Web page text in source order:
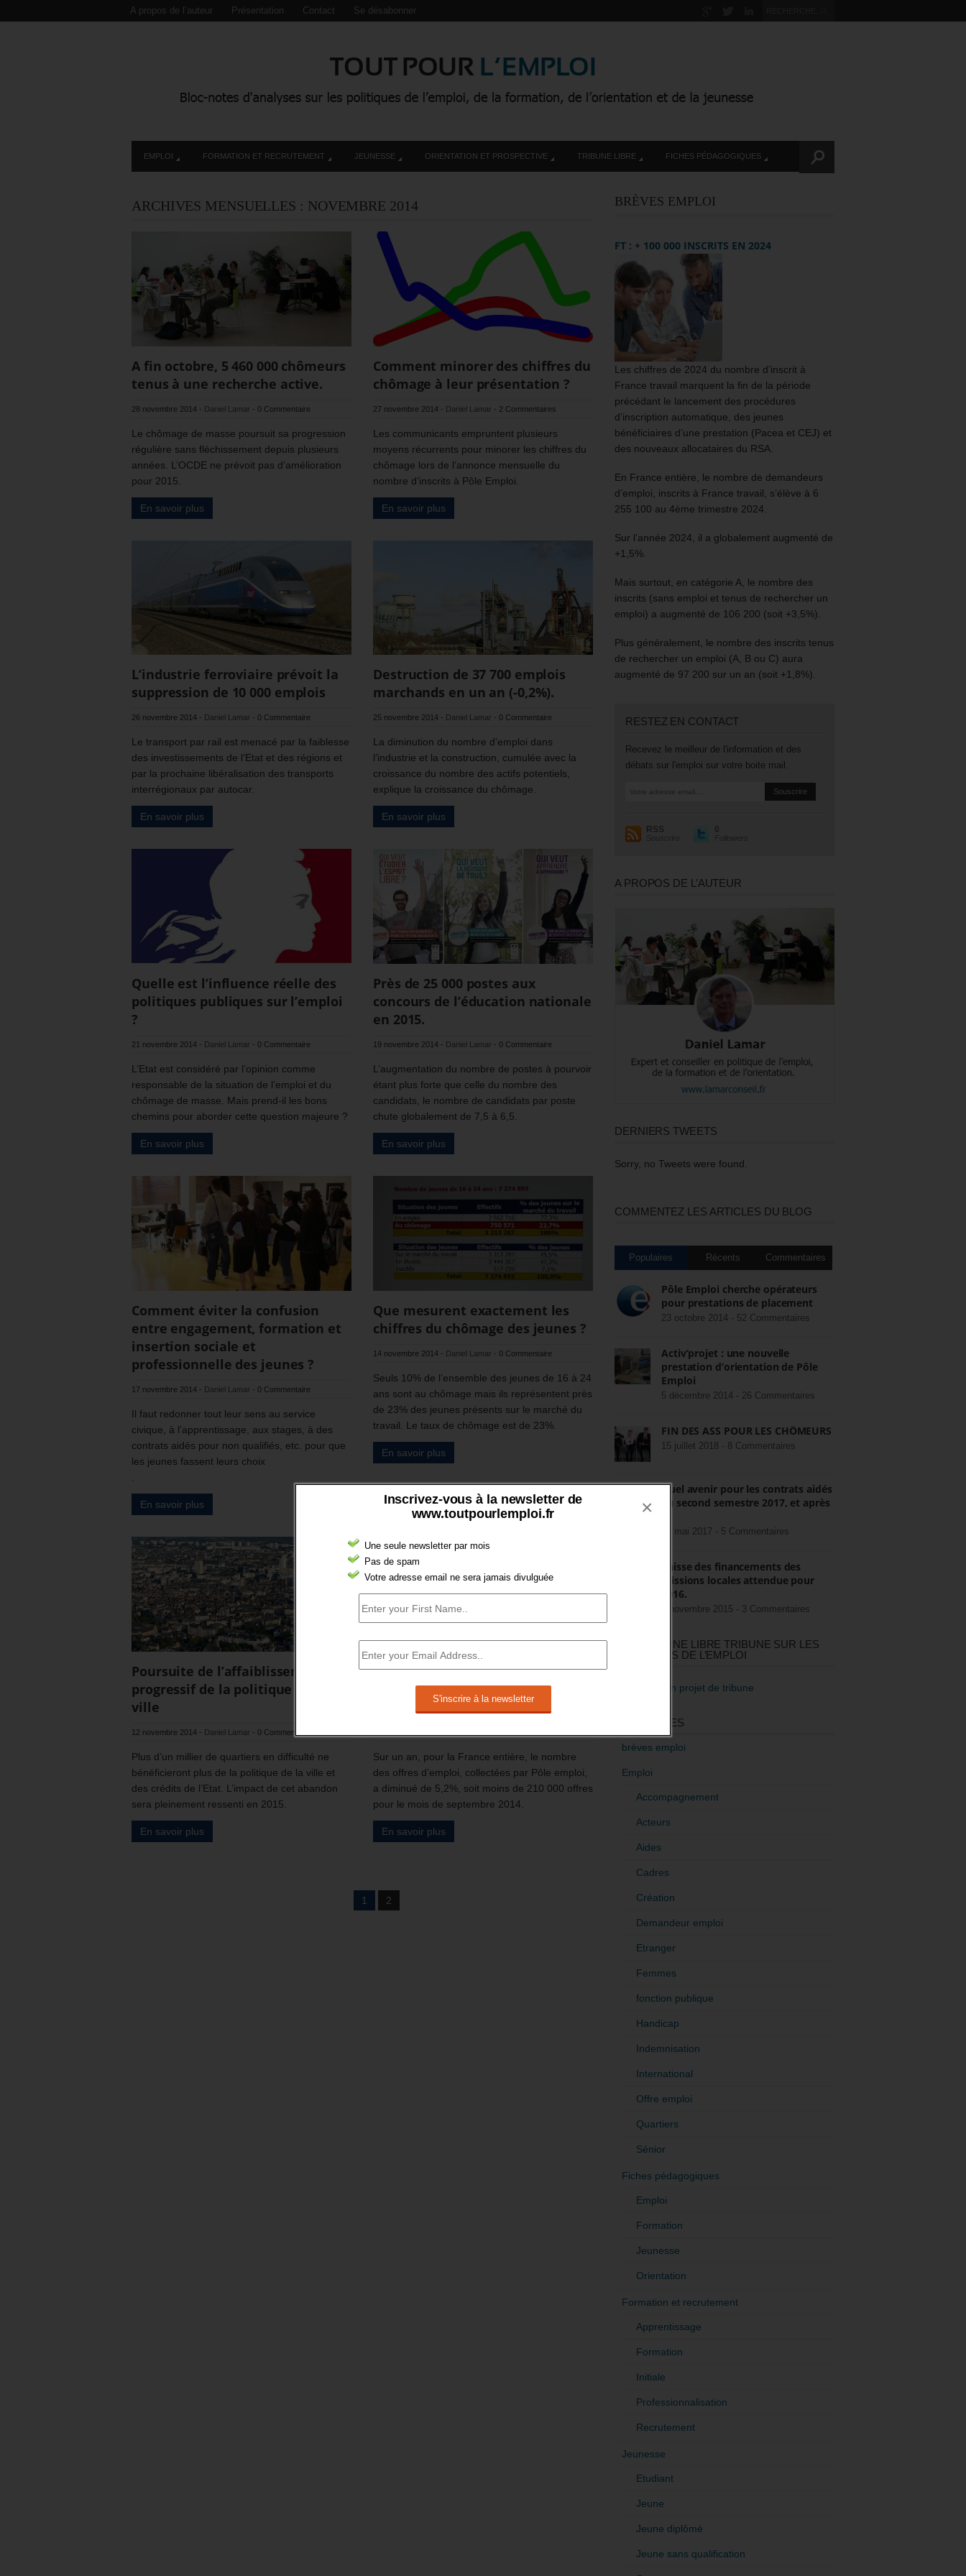
Inscrivez-vous à la newsletter de
www.toutpourlemploi.fr
Une seule newsletter par mois
Pas de spam
Votre adresse email ne sera jamais divulguée
×
A propos de l’auteur Présentation Contact Se désabonner
EMPLOI FORMATION ET RECRUTEMENT JEUNESSE ORIENTATION ET PROSPECTIVE TRIBUNE LIBRE FICHES PÉDAGOGIQUES
ARCHIVES MENSUELLES : NOVEMBRE 2014
A fin octobre, 5 460 000 chômeurs
tenus à une recherche active.
28 novembre 2014 - Daniel Lamar - 0 Commentaire
Le chômage de masse poursuit sa progression
régulière sans fléchissement depuis plusieurs
années. L’OCDE ne prévoit pas d’amélioration
pour 2015.
En savoir plus
Comment minorer des chiffres du
chômage à leur présentation ?
27 novembre 2014 - Daniel Lamar - 2 Commentaires
Les communicants empruntent plusieurs
moyens récurrents pour minorer les chiffres du
chômage lors de l’annonce mensuelle du
nombre d’inscrits à Pôle Emploi.
En savoir plus
L’industrie ferroviaire prévoit la
suppression de 10 000 emplois
26 novembre 2014 - Daniel Lamar - 0 Commentaire
Le transport par rail est menacé par la faiblesse
des investissements de l’Etat et des régions et
par la prochaine libéralisation des transports
interrégionaux par autocar.
En savoir plus
Destruction de 37 700 emplois
marchands en un an (-0,2%).
25 novembre 2014 - Daniel Lamar - 0 Commentaire
La diminution du nombre d’emploi dans
l’industrie et la construction, cumulée avec la
croissance du nombre des actifs potentiels,
explique la croissance du chômage.
En savoir plus
Quelle est l’influence réelle des
politiques publiques sur l’emploi
?
21 novembre 2014 - Daniel Lamar - 0 Commentaire
L’Etat est considéré par l’opinion comme
responsable de la situation de l’emploi et du
chômage de masse. Mais prend-il les bons
chemins pour aborder cette question majeure ?
En savoir plus
Près de 25 000 postes aux
concours de l’éducation nationale
en 2015.
19 novembre 2014 - Daniel Lamar - 0 Commentaire
L’augmentation du nombre de postes à pourvoir
étant plus forte que celle du nombre des
candidats, le nombre de candidats par poste
chute globalement de 7,5 à 6,5.
En savoir plus
Comment éviter la confusion
entre engagement, formation et
insertion sociale et
professionnelle des jeunes ?
17 novembre 2014 - Daniel Lamar - 0 Commentaire
Il faut redonner tout leur sens au service
civique, à l’apprentissage, aux stages, à des
contrats aidés pour non qualifiés, etc. pour que
les jeunes fassent leurs choix
En savoir plus
Que mesurent exactement les
chiffres du chômage des jeunes ?
14 novembre 2014 - Daniel Lamar - 0 Commentaire
Seuls 10% de l’ensemble des jeunes de 16 à 24
ans sont au chômage mais ils représentent près
de 23% des jeunes présents sur le marché du
travail. Le taux de chômage est de 23%.
En savoir plus
Poursuite de l’affaiblissement
progressif de la politique de la
ville
12 novembre 2014 - Daniel Lamar - 0 Commentaire
Plus d’un millier de quartiers en difficulté ne
bénéficieront plus de la politique de la ville et
des crédits de l’Etat. L’impact de cet abandon
sera pleinement ressenti en 2015.
En savoir plus
Diminution du nombre d’offres
collectées par Pôle Emploi sur un
Sur un an, pour la France entière, le nombre
des offres d’emploi, collectées par Pôle emploi,
a diminué de 5,2%, soit moins de 210 000 offres
pour le mois de septembre 2014.
En savoir plus
1 2
BRÈVES EMPLOI
FT : + 100 000 INSCRITS EN 2024
Les chiffres de 2024 du nombre d’inscrit à
France travail marquent la fin de la période
précédant le lancement des procédures
d’inscription automatique, des jeunes
bénéficiaires d’une prestation (Pacea et CEJ) et
des nouveaux allocataires du RSA.
En France entière, le nombre de demandeurs
d’emploi, inscrits à France travail, s’élève à 6
255 100 au 4ème trimestre 2024.
Sur l’année 2024, il a globalement augmenté de
+1,5%.
Mais surtout, en catégorie A, le nombre des
inscrits (sans emploi et tenus de rechercher un
emploi) a augmenté de 106 200 (soit +3,5%).
Plus généralement, le nombre des inscrits tenus
de rechercher un emploi (A, B ou C) aura
augmenté de 97 200 sur un an (soit +1,8%).
RESTEZ EN CONTACT
Recevez le meilleur de l'information et des
débats sur l'emploi sur votre boite mail.
RSS
Souscrire
0
Followers
A PROPOS DE L’AUTEUR
DERNIERS TWEETS
Sorry, no Tweets were found.
COMMENTEZ LES ARTICLES DU BLOG
Populaires Récents Commentaires
Pôle Emploi cherche opérateurs
pour prestations de placement
23 octobre 2014 - 52 Commentaires
Activ’projet : une nouvelle
prestation d’orientation de Pôle
Emploi
5 décembre 2014 - 26 Commentaires
FIN DES ASS POUR LES CHÔMEURS
15 juillet 2018 - 8 Commentaires
Quel avenir pour les contrats aidés
au second semestre 2017, et après
22 mai 2017 - 5 Commentaires
Baisse des financements des
missions locales attendue pour
2016.
3 novembre 2015 - 3 Commentaires
RÉDIGEZ UNE LIBRE TRIBUNE SUR LES
POLITIQUES DE L’EMPLOI
>Décrire mon projet de tribune
CATÉGORIES
brèves emploi
Emploi
Accompagnement
Acteurs
Aides
Cadres
Création
Demandeur emploi
Etranger
Femmes
fonction publique
Handicap
Indemnisation
International
Offre emploi
Quartiers
Sénior
Fiches pédagogiques
Emploi
Formation
Jeunesse
Orientation
Formation et recrutement
Apprentissage
Formation
Initiale
Professionnalisation
Recrutement
Jeunesse
Etudiant
Jeune
Jeune diplômé
Jeune sans qualification